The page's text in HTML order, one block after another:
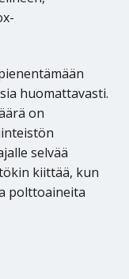
huomattavasti.
on
selvää
kiittää, kun
polttoaineita